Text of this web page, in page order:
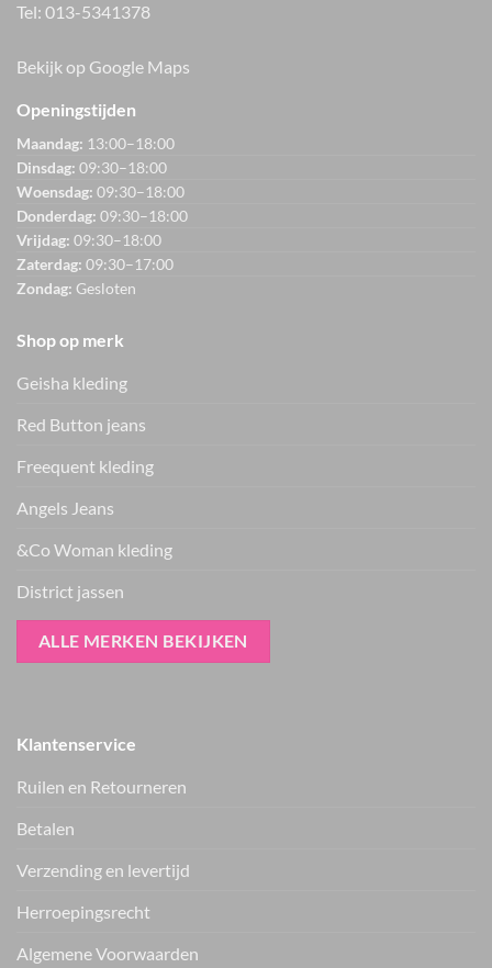
Tel: 013-5341378
Bekijk op Google Maps
Openingstijden
Maandag: 13:00–18:00
Dinsdag: 09:30–18:00
Woensdag: 09:30–18:00
Donderdag: 09:30–18:00
Vrijdag: 09:30–18:00
Zaterdag: 09:30–17:00
Zondag: Gesloten
Shop op merk
Geisha kleding
Red Button jeans
Freequent kleding
Angels Jeans
&Co Woman kleding
District jassen
ALLE MERKEN BEKIJKEN
Klantenservice
Ruilen en Retourneren
Betalen
Verzending en levertijd
Herroepingsrecht
Algemene Voorwaarden